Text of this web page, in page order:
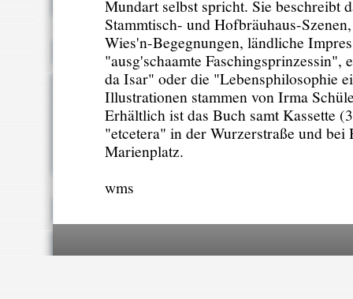
Mundart selbst spricht. Sie beschreibt
Stammtisch- und Hofbräuhaus-
Wies'n-Begegnungen, ländliche
"ausg'schaamte Faschingsprinzessin",
da Isar" oder die "Lebensphilosophie
Illustrationen stammen von Irma
Erhältlich ist das Buch samt Kassette
"etcetera" in der Wurzerstraße und bei
Marienplatz.
wms